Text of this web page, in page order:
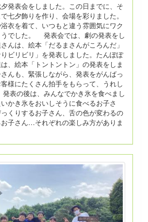
発表会をしました。この日までに、そ
七夕飾りを作り、会場を彩りました。
衣を着て、いつもと違う雰囲気にワク
うでした。 発表会では、劇の発表をし
んは、絵本「だるまさんがころんだ」
ビリビリ」を発表しました。たんぽぽ
、絵本「トントントン」の発表をしま
んも、緊張しながら、発表をがんばっ
様にたくさん拍手をもらって、うれし
表の後は、みんなでかき氷を食べまし
かき氷をおいしそうに食べるお子さ
くりするお子さん、舌の色が変わるの
子さん…それぞれの楽しみ方がありま